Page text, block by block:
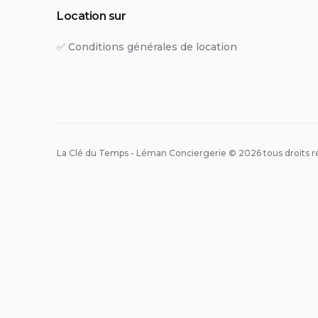
Location sur
✅ Conditions générales de location
La Clé du Temps - Léman Conciergerie © 2026 tous droits